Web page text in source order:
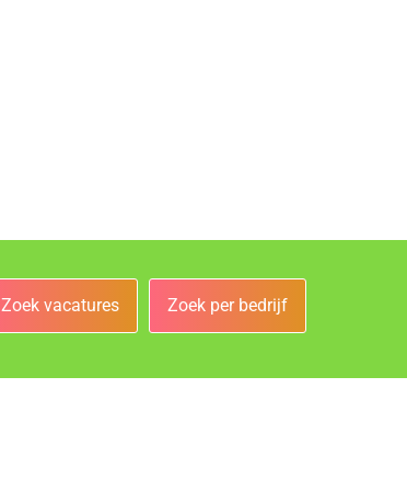
Zoek vacatures Zoek per bedrijf